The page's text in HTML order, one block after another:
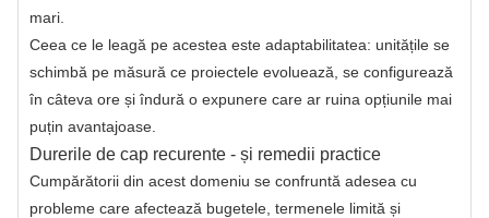
mari.
Ceea ce le leagă pe acestea este adaptabilitatea: unitățile se
schimbă pe măsură ce proiectele evoluează, se configurează
în câteva ore și îndură o expunere care ar ruina opțiunile mai
puțin avantajoase.
Durerile de cap recurente - și remedii practice
Cumpărătorii din acest domeniu se confruntă adesea cu
probleme care afectează bugetele, termenele limită și